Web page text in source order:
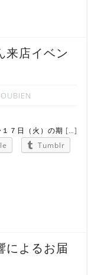
来店イベン
１７日（火）の期 […]
Tumblr
によるお届